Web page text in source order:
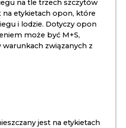
na tle trzech szczytów
na etykietach opon, które
i lodzie. Dotyczy opon
może być M+S,
warunkach związanych z
jest na etykietach